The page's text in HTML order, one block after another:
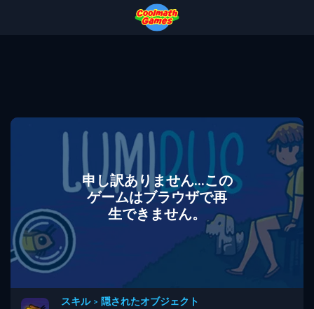
申し訳ありません...この
ゲームはブラウザで再
生できません。
スキル> 隠されたオブジェクト